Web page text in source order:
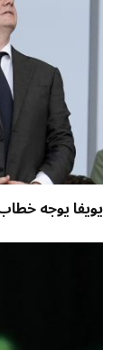
يويفا يوجه